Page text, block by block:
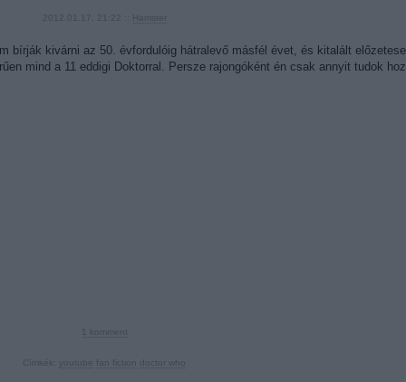
2012.01.17. 21:22 :: Hamster
bírják kivárni az 50. évfordulóig hátralevő másfél évet, és kitalált
mind a 11 eddigi Doktorral. Persze rajongóként én csak annyit tudok
fan fiction doctor who